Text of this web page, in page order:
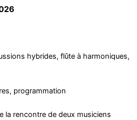
hybrides, flûte à harmoniques,
programmation
la rencontre de deux musiciens